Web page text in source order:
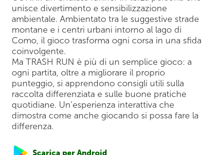
unisce divertimento e sensibilizzazione
ambientale. Ambientato tra le suggestive strade
montane e i centri urbani intorno al lago di
Como, il gioco trasforma ogni corsa in una sfida
coinvolgente.
Ma TRASH RUN è più di un semplice gioco: a
ogni partita, oltre a migliorare il proprio
punteggio, si apprendono consigli utili sulla
raccolta differenziata e sulle buone pratiche
quotidiane. Un’esperienza interattiva che
dimostra come anche giocando si possa fare la
differenza.
Scarica per Android